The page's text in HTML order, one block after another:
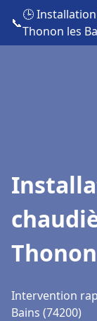
📞
🕒
Thonon les
Intervention
Bains (74200)